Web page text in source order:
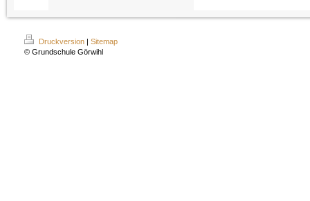
Druckversion | Sitemap
© Grundschule Görwihl